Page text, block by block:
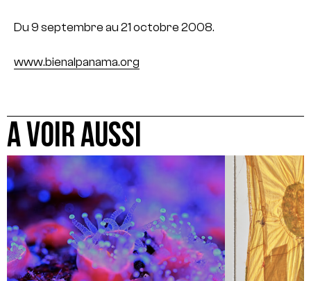
Du 9 septembre au 21 octobre 2008.
www.bienalpanama.org
A VOIR AUSSI